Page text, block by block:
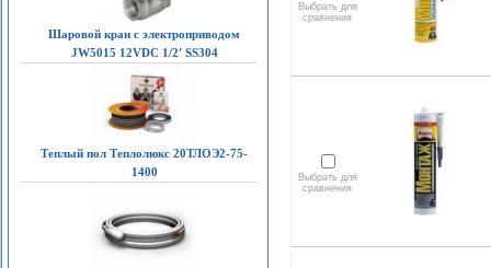
Шаровой кран с электроприводом
JW5015 12VDC 1/2' SS304
Теплый пол Теплолюкс 20ТЛОЭ2-75-
1400
Выбрать для
сравнения
Выбрать для
сравнения